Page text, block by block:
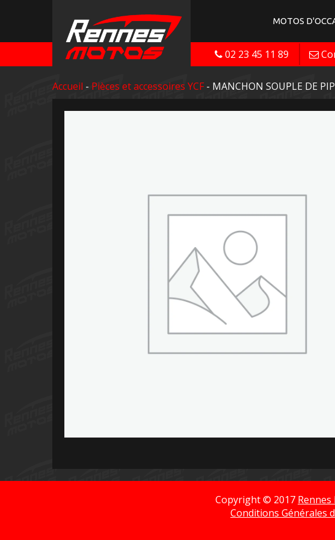
MOTOS
02 23 45 11 89
Accueil - Pièces et accessoires YCF - MANCHON SOUPLE DE
Copyright © 2017
Conditions Générales